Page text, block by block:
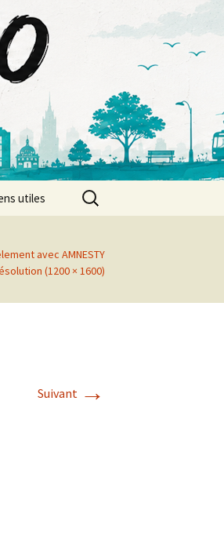
utiles
Rechercher :
avec AMNESTY
(1200 × 1600)
Suivant →